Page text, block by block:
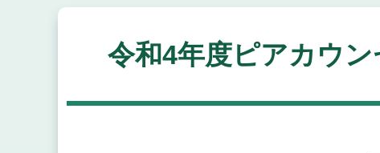
令和4年度ピアカウン